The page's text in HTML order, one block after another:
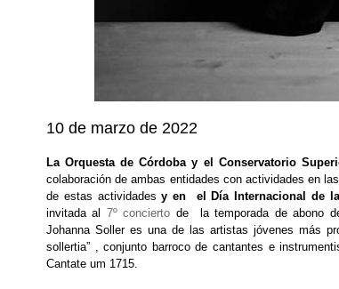
10 de marzo de 2022
La Orquesta de Córdoba y el Conservatorio
colaboración de ambas entidades con actividades en
de estas actividadesy en el Día Internacional de
invitada al 7º concierto de la temporada de abono
Johanna Soller es una de las artistas jóvenes más
sollertia” , conjunto barroco de cantantes e
Cantate um 1715.